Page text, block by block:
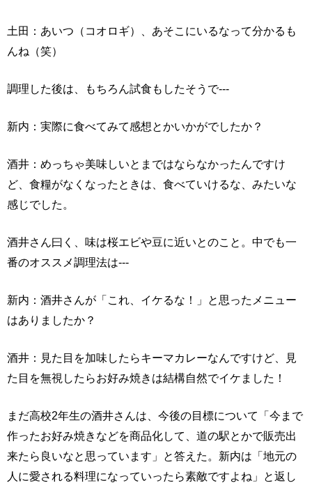
土田：あいつ（コオロギ）、あそこにいるなって分かるも
んね（笑）
調理した後は、もちろん試食もしたそうで---
新内：実際に食べてみて感想とかいかがでしたか？
酒井：めっちゃ美味しいとまではならなかったんですけ
ど、食糧がなくなったときは、食べていけるな、みたいな
感じでした。
酒井さん曰く、味は桜エビや豆に近いとのこと。中でも一
番のオススメ調理法は---
新内：酒井さんが「これ、イケるな！」と思ったメニュー
はありましたか？
酒井：見た目を加味したらキーマカレーなんですけど、見
た目を無視したらお好み焼きは結構自然でイケました！
まだ高校2年生の酒井さんは、今後の目標について「今まで
作ったお好み焼きなどを商品化して、道の駅とかで販売出
来たら良いなと思っています」と答えた。新内は「地元の
人に愛される料理になっていったら素敵ですよね」と返し